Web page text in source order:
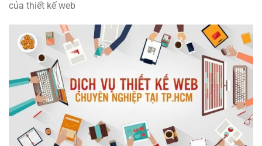
của thiết kế web